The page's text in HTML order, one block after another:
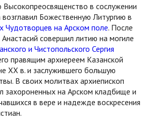
Высокопреосвященство в сослужении
Божественную Литургию в
Чудотворцев на Арском поле. После
совершил литию на могиле
и Чистопольского Сергия
правящим архиереем Казанской
ХХ в. и заслужившего большую
В своих молитвах архиепископ
захороненных на Арском кладбище и
в вере и надежде воскресения